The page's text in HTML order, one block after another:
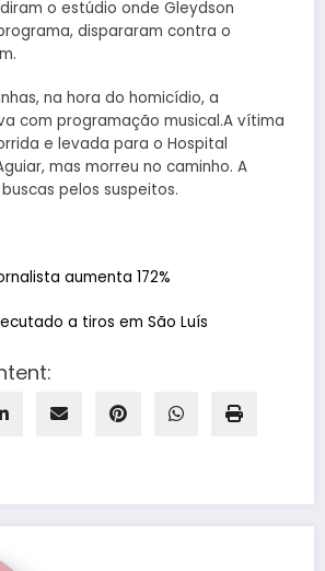
o estúdio onde Gleydson
dispararam contra o
na hora do homicídio, a
com programação musical.A vítima
e levada para o Hospital
mas morreu no caminho. A
pelos suspeitos.
aumenta 172%
a tiros em São Luís